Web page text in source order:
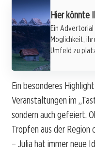
Hier könnte
Ein
Möglichkeit,
Umfeld zu
Ein besonderes
Veranstaltungen im
sondern auch gefeiert.
Tropfen aus der Region
– Julia hat immer neue